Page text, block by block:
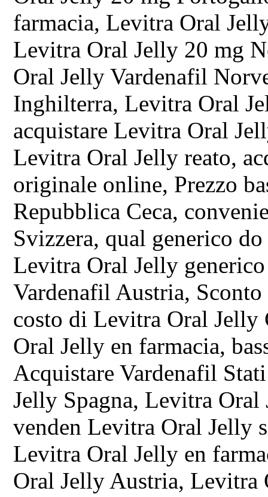
farmacia, Levitra Oral
Levitra Oral Jelly 20 mg
Oral Jelly Vardenafil
Inghilterra, Levitra Oral
acquistare Levitra Oral
Levitra Oral Jelly reato,
originale online, Prezzo
Repubblica Ceca,
Svizzera, qual generico
Levitra Oral Jelly
Vardenafil Austria,
costo di Levitra Oral Jelly
Oral Jelly en farmacia,
Acquistare Vardenafil
Jelly Spagna, Levitra
venden Levitra Oral Jelly
Levitra Oral Jelly en
Oral Jelly Austria, Levitra